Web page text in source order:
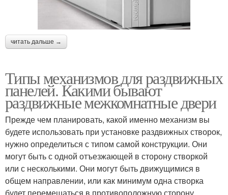
читать дальше →
Типы механизмов для раздвижных
панелей. Какими бывают
раздвижные межкомнатные двери
Прежде чем планировать, какой именно механизм вы
будете использовать при установке раздвижных створок,
нужно определиться с типом самой конструкции. Они
могут быть с одной отъезжающей в сторону створкой
или с несколькими. Они могут быть движущимися в
общем направлении, или как минимум одна створка
будет перемещаться в противоположную сторону.